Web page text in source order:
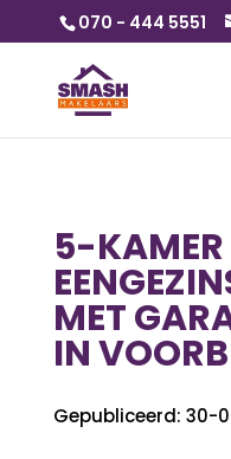
070 - 444 5551
5-KAMER
MET
IN
Gepubliceerd: 30-